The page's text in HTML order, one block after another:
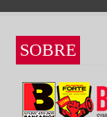
SOBRE